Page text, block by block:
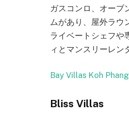
ガスコンロ、オーブ
ムがあり、屋外ラウ
ライベートシェフや
ィとマンスリーレン
Bay Villas Koh
Bliss Villas